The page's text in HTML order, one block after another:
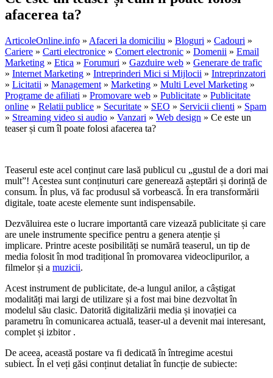
afacerea ta?
ArticoleOnline.info » Afaceri la domiciliu » Bloguri » Cadouri »
Cariere » Carti electronice » Comert electronic » Domenii » Email
Marketing » Etica » Forumuri » Gazduire web » Generare de trafic
» Internet Marketing » Intreprinderi Mici si Mijlocii » Intreprinzatori
» Licitatii » Management » Marketing » Multi Level Marketing »
Programe de afiliati » Promovare web » Publicitate » Publicitate
online » Relatii publice » Securitate » SEO » Servicii clienti » Spam
» Streaming video si audio » Vanzari » Web design » Ce este un
teaser și cum îl poate folosi afacerea ta?
Teaserul este acel conținut care lasă publicul cu „gustul de a dori mai
mult”! Acestea sunt conținuturi care generează așteptări și dorință de
consum. În plus, vă fac produsul să vorbească. În era transformării
digitale, toate aceste elemente sunt indispensabile.
Dezvăluirea este o lucrare importantă care vizează publicitate și care
are unele instrumente specifice pentru a genera atenție și
implicare. Printre aceste posibilități se numără teaserul, un tip de
media folosit în mod tradițional în promovarea videoclipurilor, a
filmelor și a muzicii.
Acest instrument de publicitate, de-a lungul anilor, a câștigat
modalități mai largi de utilizare și a fost mai bine dezvoltat în
modelul său clasic. Datorită digitalizării media și inovației ca
parametru în comunicarea actuală, teaser-ul a devenit mai interesant,
complet și izbitor .
De aceea, această postare va fi dedicată în întregime acestui
subiect. În el veți găsi conținut detaliat în funcție de subiecte: